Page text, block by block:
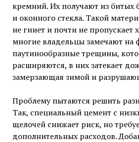
кремний. Их получают из битых
и оконного стекла. Такой
не гниет и почти не пропускает
многие владельцы замечают на
паутинообразные трещины,
расширяются, в них затекает
замерзающая зимой и
Проблему пытаются решить
Так, специальный цемент с
щелочей снижает риск, но
дополнительных расходов.